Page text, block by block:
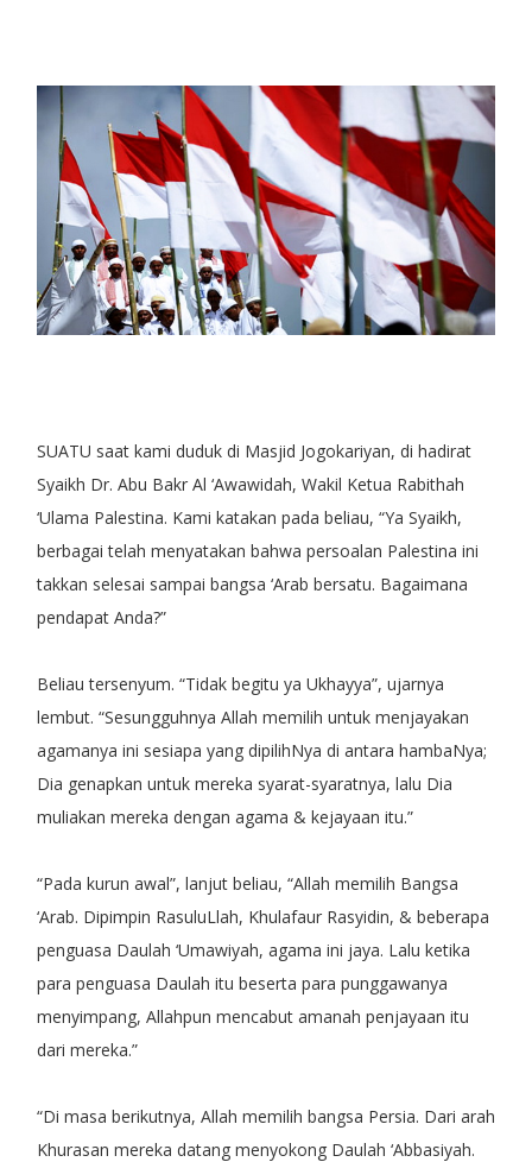
SUATU saat kami duduk di Masjid Jogokariyan, di hadirat
Syaikh Dr. Abu Bakr Al ‘Awawidah, Wakil Ketua Rabithah
‘Ulama Palestina. Kami katakan pada beliau, “Ya Syaikh,
berbagai telah menyatakan bahwa persoalan Palestina ini
takkan selesai sampai bangsa ‘Arab bersatu. Bagaimana
pendapat Anda?”
Beliau tersenyum. “Tidak begitu ya Ukhayya”, ujarnya
lembut. “Sesungguhnya Allah memilih untuk menjayakan
agamanya ini sesiapa yang dipilihNya di antara hambaNya;
Dia genapkan untuk mereka syarat-syaratnya, lalu Dia
muliakan mereka dengan agama & kejayaan itu.”
“Pada kurun awal”, lanjut beliau, “Allah memilih Bangsa
‘Arab. Dipimpin RasuluLlah, Khulafaur Rasyidin, & beberapa
penguasa Daulah ‘Umawiyah, agama ini jaya. Lalu ketika
para penguasa Daulah itu beserta para punggawanya
menyimpang, Allahpun mencabut amanah penjayaan itu
dari mereka.”
“Di masa berikutnya, Allah memilih bangsa Persia. Dari arah
Khurasan mereka datang menyokong Daulah ‘Abbasiyah.